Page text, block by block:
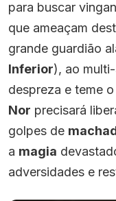
para buscar
que ameaçam
grande guardião
Inferior), ao
despreza e teme
Nor precisará
golpes de
a magia
adversidades e